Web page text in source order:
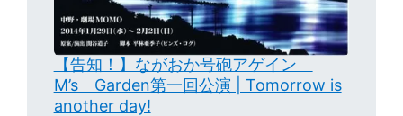
【告知！】ながおか号砲アゲイン
M’s Garden第一回公演 | Tomorrow is
another day!